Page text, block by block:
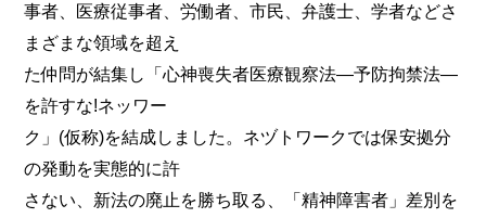
事者、医療従事者、労働者、市民、弁護士、学者などさ
まざまな領域を超え
た仲問が結集し「心神喪失者医療観察法―予防拘禁法―
を許すな!ネッワー
ク」(仮称)を結成しました。ネヅトワークでは保安拠分
の発動を実態的に許
さない、新法の廃止を勝ち取る、「精神障害者」差別を